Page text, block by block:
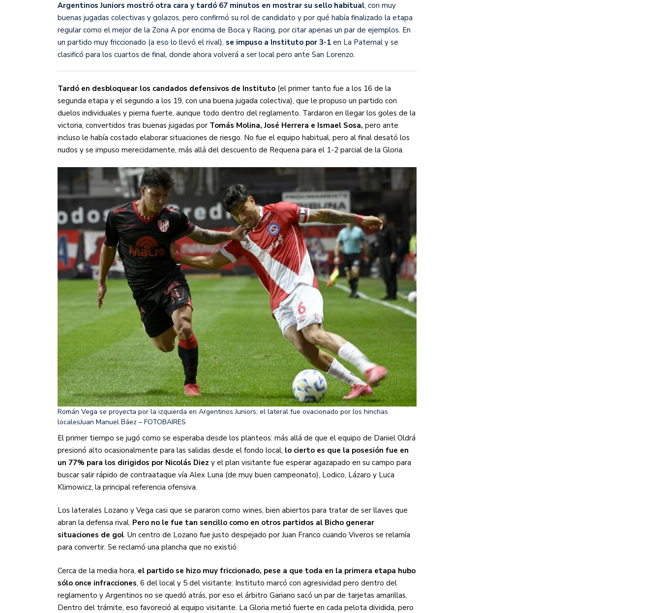
2026
Lista de la selección masculina de Argentina para la Copa Mundial de Hockey
FIH 2026
Empieza el Clausura: las diez cosas que tenés que saber
Argentinos Juniors mostró otra cara y tardó 67 minutos en mostrar su sello habitual, con muy
buenas jugadas colectivas y golazos, pero confirmó su rol de candidato y por qué había finalizado la etapa
regular como el mejor de la Zona A por encima de Boca y Racing, por citar apenas un par de ejemplos. En
un partido muy friccionado (a eso lo llevó el rival), se impuso a Instituto por 3-1 en La Paternal y se
clasificó para los cuartos de final, donde ahora volverá a ser local pero ante San Lorenzo.
Tardó en desbloquear los candados defensivos de Instituto (el primer tanto fue a los 16 de la
segunda etapa y el segundo a los 19, con una buena jugada colectiva), que le propuso un partido con
duelos individuales y pierna fuerte, aunque todo dentro del reglamento. Tardaron en llegar los goles de la
victoria, convertidos tras buenas jugadas por Tomás Molina, José Herrera e Ismael Sosa, pero ante
incluso le había costado elaborar situaciones de riesgo. No fue el equipo habitual, pero al final desató los
nudos y se impuso merecidamente, más allá del descuento de Requena para el 1-2 parcial de la Gloria.
Román Vega se proyecta por la izquierda en Argentinos Juniors; el lateral fue ovacionado por los hinchas
localesJuan Manuel Báez – FOTOBAIRES
El primer tiempo se jugó como se esperaba desde los planteos: más allá de que el equipo de Daniel Oldrá
presionó alto ocasionalmente para las salidas desde el fondo local, lo cierto es que la posesión fue en
un 77% para los dirigidos por Nicolás Diez y el plan visitante fue esperar agazapado en su campo para
buscar salir rápido de contraataque vía Alex Luna (de muy buen campeonato), Lodico, Lázaro y Luca
Klimowicz, la principal referencia ofensiva.
Los laterales Lozano y Vega casi que se pararon como wines, bien abiertos para tratar de ser llaves que
abran la defensa rival. Pero no le fue tan sencillo como en otros partidos al Bicho generar
situaciones de gol. Un centro de Lozano fue justo despejado por Juan Franco cuando Viveros se relamía
para convertir. Se reclamó una plancha que no existió.
Cerca de la media hora, el partido se hizo muy friccionado, pese a que toda en la primera etapa hubo
sólo once infracciones, 6 del local y 5 del visitante: Instituto marcó con agresividad pero dentro del
reglamento y Argentinos no se quedó atrás, por eso el árbitro Gariano sacó un par de tarjetas amarillas.
Dentro del trámite, eso favoreció al equipo visitante. La Gloria metió fuerte en cada pelota dividida, pero